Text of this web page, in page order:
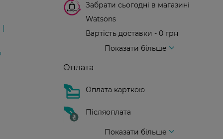
Забрати сьогодні в магазині
Watsons
Вартість доставки - 0 грн
Показати більше
Оплата
Оплата карткою
Післяоплата
Показати більше